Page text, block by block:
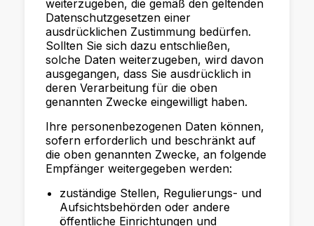
weiterzugeben, die gemäß den geltenden
Datenschutzgesetzen einer
ausdrücklichen Zustimmung bedürfen.
Sollten Sie sich dazu entschließen,
solche Daten weiterzugeben, wird davon
ausgegangen, dass Sie ausdrücklich in
deren Verarbeitung für die oben
genannten Zwecke eingewilligt haben.
Ihre personenbezogenen Daten können,
sofern erforderlich und beschränkt auf
die oben genannten Zwecke, an folgende
Empfänger weitergegeben werden:
zuständige Stellen, Regulierungs- und
Aufsichtsbehörden oder andere
öffentliche Einrichtungen und